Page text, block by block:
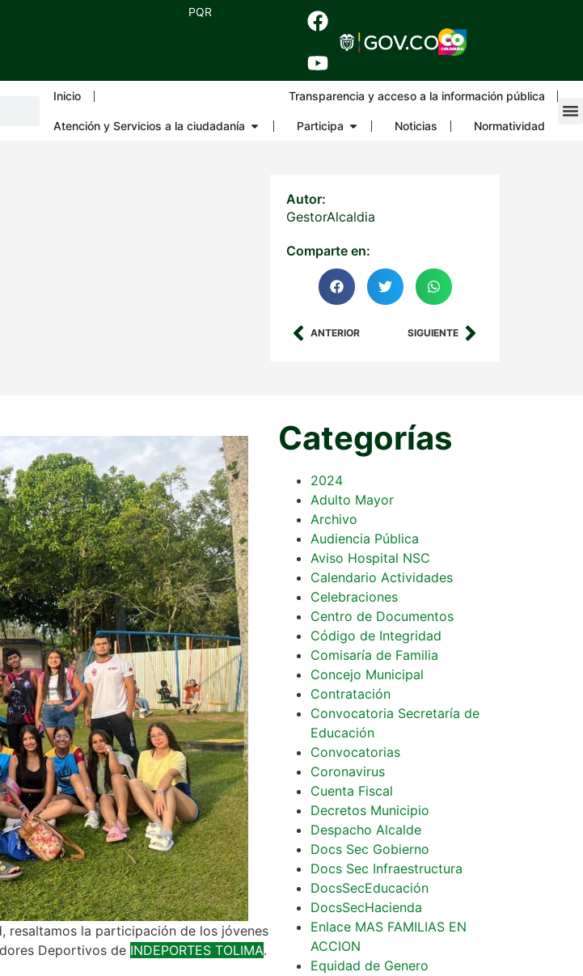
PQR
Inicio Transparencia y acceso a la información pública
Atención y Servicios a la ciudadanía Participa Noticias Normatividad
Autor:
GestorAlcaldia
Comparte en:
ANTERIOR SIGUIENTE
resaltamos la participación de los jóvenes
Deportivos de INDEPORTES TOLIMA.
Categorías
2024
Adulto Mayor
Archivo
Audiencia Pública
Aviso Hospital NSC
Calendario Actividades
Celebraciones
Centro de Documentos
Código de Integridad
Comisaría de Familia
Concejo Municipal
Contratación
Convocatoria Secretaría de
Educación
Convocatorias
Coronavirus
Cuenta Fiscal
Decretos Municipio
Despacho Alcalde
Docs Sec Gobierno
Docs Sec Infraestructura
DocsSecEducación
DocsSecHacienda
Enlace MAS FAMILIAS EN
ACCION
Equidad de Genero